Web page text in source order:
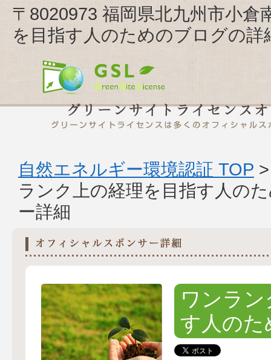
〒8020973 福岡県北九州市小
を目指す人のためのブログの詳
自然エネルギー環境認証 TOP
ランク上の経理を目指す人の
ー詳細
ワンラ
す人のた